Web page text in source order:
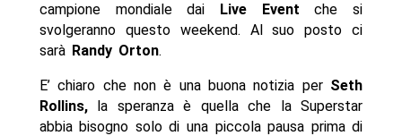
campione mondiale dai Live Event che si
svolgeranno questo weekend. Al suo posto ci
sarà Randy Orton.
E’ chiaro che non è una buona notizia per Seth
Rollins,la speranza è quella che la Superstar
abbia bisogno solo di una piccola pausa prima di